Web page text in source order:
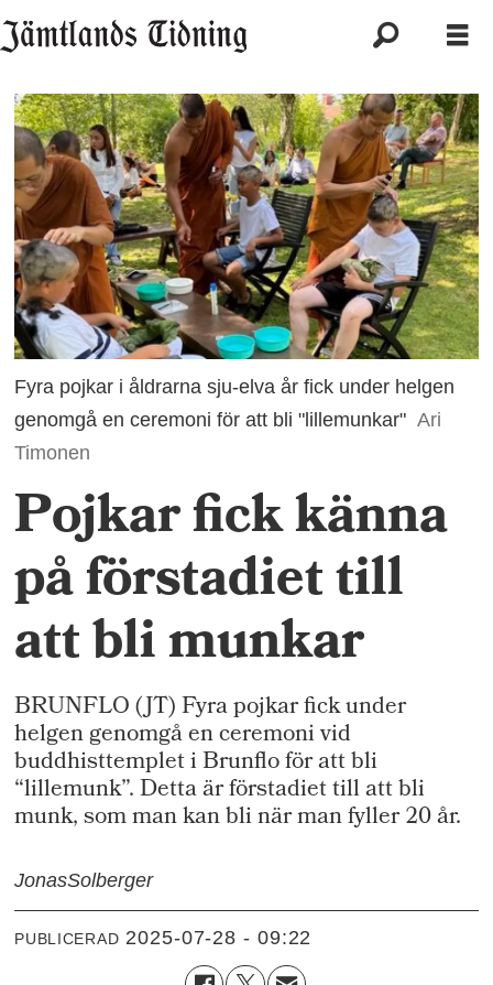
Fyra pojkar i åldrarna sju-elva år fick under helgen
genomgå en ceremoni för att bli "lillemunkar" Ari
Timonen
Pojkar fick känna
på förstadiet till
att bli munkar
BRUNFLO (JT) Fyra pojkar fick under
helgen genomgå en ceremoni vid
buddhisttemplet i Brunflo för att bli
“lillemunk”. Detta är förstadiet till att bli
munk, som man kan bli när man fyller 20 år.
JonasSolberger
PUBLICERAD 2025-07-28 - 09:22